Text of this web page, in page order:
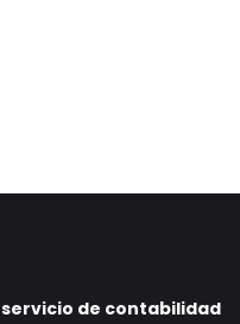
servicio de contabilidad